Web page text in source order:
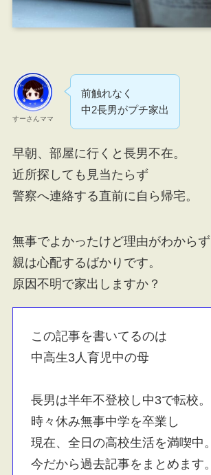
すーさんママ
前触れなく
中2長男がプチ家出
早朝、部屋に行くと長男不在。
近所探しても見当たらず
警察へ連絡する直前に自ら帰宅。
無事でよかったけど理由がわからず
親は心配するばかりです。
原因不明で家出しますか？
この記事を書いてるのは
中高生3人育児中の母
長男は半年不登校し中3で転校。
時々休み無事中学を卒業し
現在、全日の高校生活を満喫中。
今だから過去記事をまとめます。